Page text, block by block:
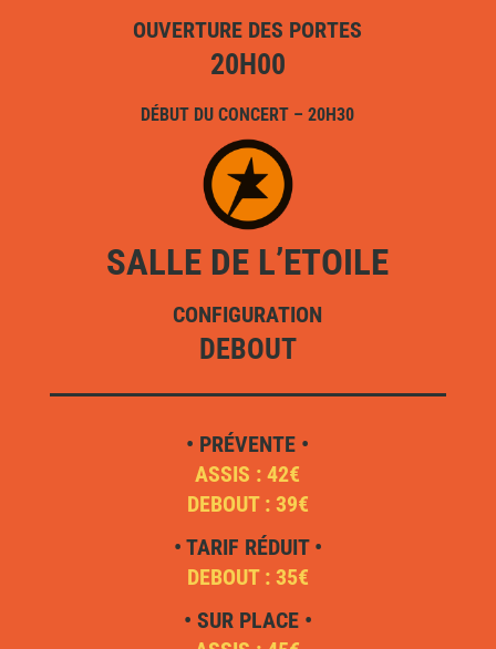
OUVERTURE DES PORTES
20H00
DÉBUT DU CONCERT – 20H30
SALLE DE L’ETOILE
CONFIGURATION
DEBOUT
• PRÉVENTE •
ASSIS : 42€
DEBOUT : 39€
• TARIF RÉDUIT •
DEBOUT : 35€
• SUR PLACE •